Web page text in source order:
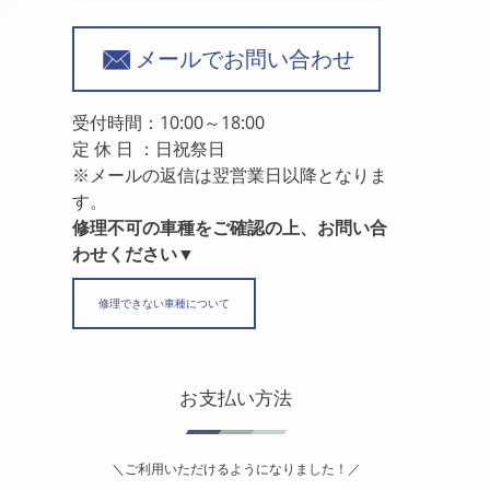
メールでお問い合わせ
受付時間：10:00～18:00
定 休 日 ：日祝祭日
※メールの返信は翌営業日以降となりま
す。
修理不可の車種をご確認の上、お問い合
わせください▼
修理できない車種について
お支払い方法
＼ご利用いただけるようになりました！／